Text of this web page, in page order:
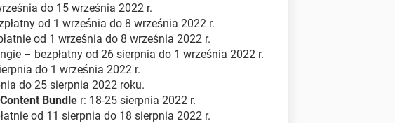
do 15 września 2022 r.
od 1 września do 8 września 2022 r.
od 1 września do 8 września 2022 r.
– bezpłatny od 26 sierpnia do 1 września 2022 r.
do 1 września 2022 r.
do 25 sierpnia 2022 roku.
Bundle r: 18-25 sierpnia 2022 r.
od 11 sierpnia do 18 sierpnia 2022 r.